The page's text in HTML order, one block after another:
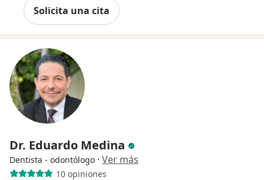
Solicita una cita
Dr. Eduardo Medina
Dentista - odontólogo · Ver más
10 opiniones